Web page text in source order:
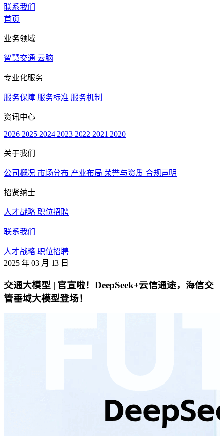
联系我们
首页
业务领域
智慧交通 云脑
专业化服务
服务保障 服务标准 服务机制
资讯中心
2026 2025 2024 2023 2022 2021 2020
关于我们
公司概况 市场分布 产业布局 荣誉与资质 合规声明
招贤纳士
人才战略 职位招聘
联系我们
人才战略 职位招聘
2025 年 03 月 13 日
交通大模型 | 官宣啦！DeepSeek+云信通途，海信交
管垂域大模型登场！